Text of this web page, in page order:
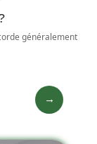
généralement